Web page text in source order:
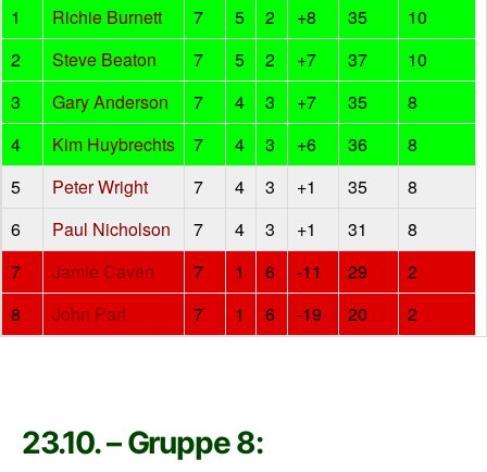
1
Richie Burnett 7 5 2 +8 35
10
2
Steve Beaton 7 5 2 +7 37
10
3
Gary Anderson 7 4 3 +7 35
8
4
Kim Huybrechts 7 4 3 +6 36
8
5
Peter Wright 7 4 3 +1 35
8
6
Paul Nicholson 7 4 3 +1 31
8
7
Jamie Caven 7 1 6 -11 29
2
8
John Part 7 1 6 -19 20 2
23.10. – Gruppe 8: